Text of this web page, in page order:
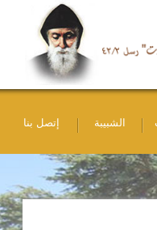
الشبيبة إتصل بنا